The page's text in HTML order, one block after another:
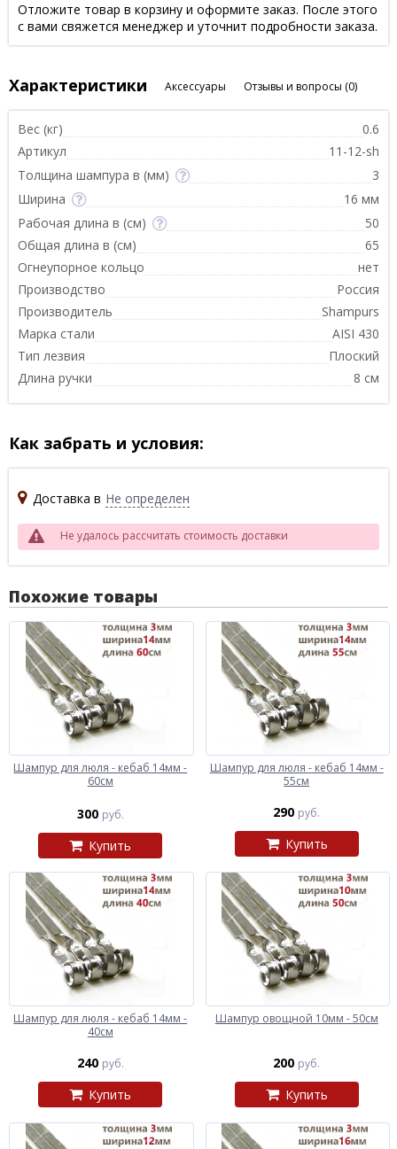
Отложите товар в корзину и оформите заказ. После этого
с вами свяжется менеджер и уточнит подробности заказа.
Характеристики Аксессуары Отзывы и вопросы (0)
Вес (кг)
0.6
Артикул
11-12-sh
Толщина шампура в (мм)
3
Ширина
16 мм
Рабочая длина в (см)
50
Общая длина в (см)
65
Огнеупорное кольцо
нет
Производство
Россия
Производитель
Shampurs
Марка стали
AISI 430
Тип лезвия
Плоский
Длина ручки
8 см
Как забрать и условия:
Доставка в Не определен
Не удалось рассчитать стоимость доставки
Похожие товары
Шампур для люля - кебаб 14мм -
60см
300 руб.
Купить
Шампур для люля - кебаб 14мм -
55см
290 руб.
Купить
Шампур для люля - кебаб 14мм -
40см
240 руб.
Купить
Шампур овощной 10мм - 50см
200 руб.
Купить